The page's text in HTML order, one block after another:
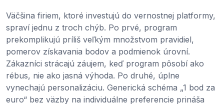
Väčšina firiem, ktoré investujú do vernostnej platformy,
spraví jednu z troch chýb. Po prvé, program
prekomplikujú príliš veľkým množstvom pravidiel,
pomerov získavania bodov a podmienok úrovní.
Zákazníci strácajú záujem, keď program pôsobí ako
rébus, nie ako jasná výhoda. Po druhé, úplne
vynechajú personalizáciu. Generická schéma „1 bod za
euro“ bez väzby na individuálne preferencie prináša